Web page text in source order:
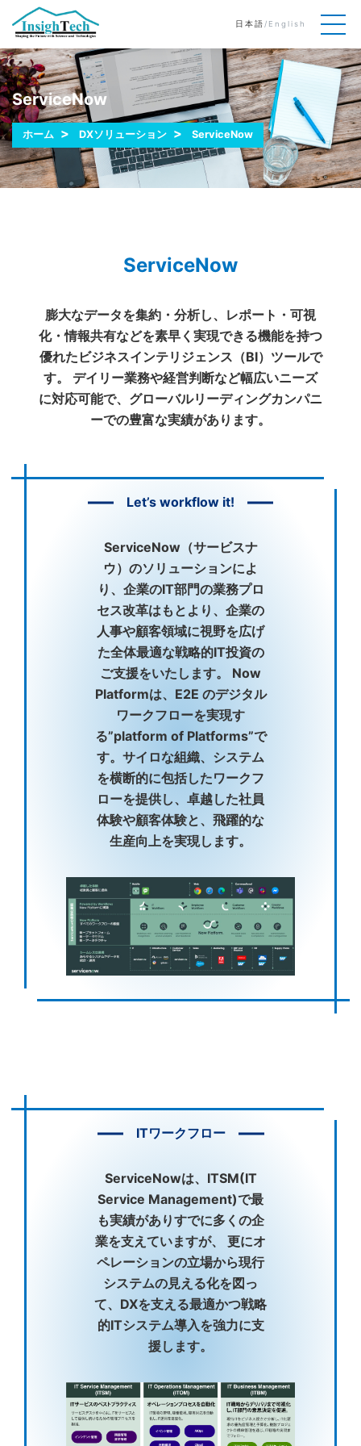
日本語 / English
ServiceNow
ホーム DXソリューション ServiceNow
ServiceNow
膨大なデータを集約・分析し、レポート・可視
化・情報共有などを素早く実現できる機能を持つ
優れたビジネスインテリジェンス（BI）ツールで
す。 デイリー業務や経営判断など幅広いニーズ
に対応可能で、グローバルリーディングカンパニ
ーでの豊富な実績があります。
Let’s workflow it!
ServiceNow（サービスナ
ウ）のソリューションによ
り、企業のIT部門の業務プロ
セス改革はもとより、企業の
人事や顧客領域に視野を広げ
た全体最適な戦略的IT投資の
ご支援をいたします。 Now
Platformは、E2E のデジタル
ワークフローを実現す
る”platform of Platforms”で
す。サイロな組織、システム
を横断的に包括したワークフ
ローを提供し、卓越した社員
体験や顧客体験と、飛躍的な
生産向上を実現します。
ITワークフロー
ServiceNowは、ITSM(IT
Service Management)で最
も実績がありすでに多くの企
業を支えていますが、 更にオ
ペレーションの立場から現行
システムの見える化を図っ
て、DXを支える最適かつ戦略
的ITシステム導入を強力に支
援します。